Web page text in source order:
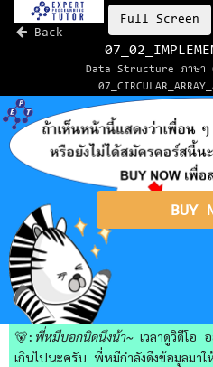
Back
Full Screen
Data Structure ภาษา
BUY
🐻: พี่หมีบอกนิดนึงน้า~เวลาดูวิดีโอ
เกินไปนะครับ พี่หมีกำลังดึงข้อมูลมา